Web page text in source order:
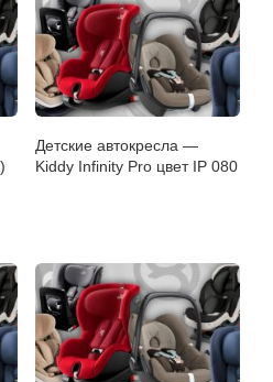
Детские автокресла —
Kiddy Infinity Pro цвет IP 080